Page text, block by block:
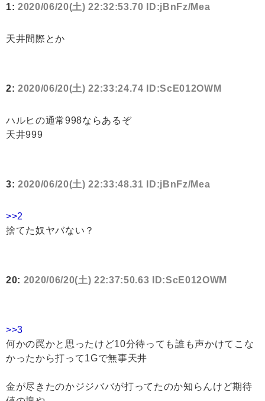
1: 2020/06/20(土) 22:32:53.70 ID:jBnFz/Mea
天井間際とか
2: 2020/06/20(土) 22:33:24.74 ID:ScE012OWM
ハルヒの通常998ならあるぞ
天井999
3: 2020/06/20(土) 22:33:48.31 ID:jBnFz/Mea
>>2
捨てた奴ヤバない？
20: 2020/06/20(土) 22:37:50.63 ID:ScE012OWM
>>3
何かの罠かと思ったけど10分待っても誰も声かけてこな
かったから打って1Gで無事天井
金が尽きたのかジジババが打ってたのか知らんけど期待